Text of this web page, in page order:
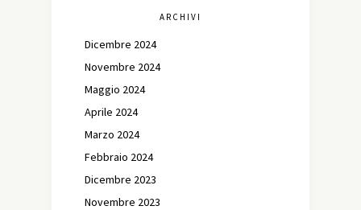
ARCHIVI
Dicembre 2024
Novembre 2024
Maggio 2024
Aprile 2024
Marzo 2024
Febbraio 2024
Dicembre 2023
Novembre 2023